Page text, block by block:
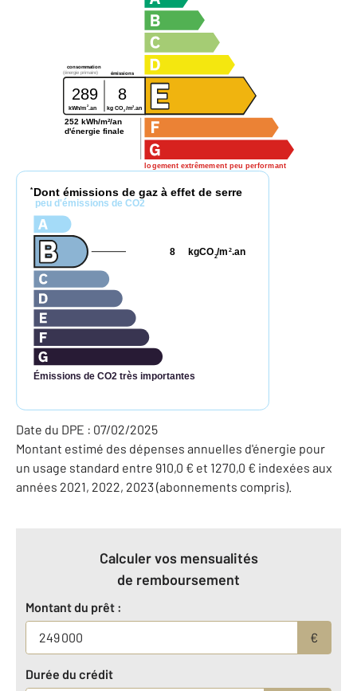
logement extrêmement peu performant
consommation
émissions
(énergie primaire)
289 8
kWh/m2.an kg CO2/m2 .an
252 kWh/m²/an
d'énergie finale
* Dont émissions de gaz à effet de serre
peu d'émissions de CO2
Émissions de CO2 très importantes
kgCO2/m 2.an
8
Date du DPE : 07/02/2025
Montant estimé des dépenses annuelles d'énergie pour
un usage standard entre 910,0 € et 1270,0 € indexées aux
années 2021, 2022, 2023 (abonnements compris).
Calculer vos mensualités
de remboursement
Montant du prêt :
€
Durée du crédit